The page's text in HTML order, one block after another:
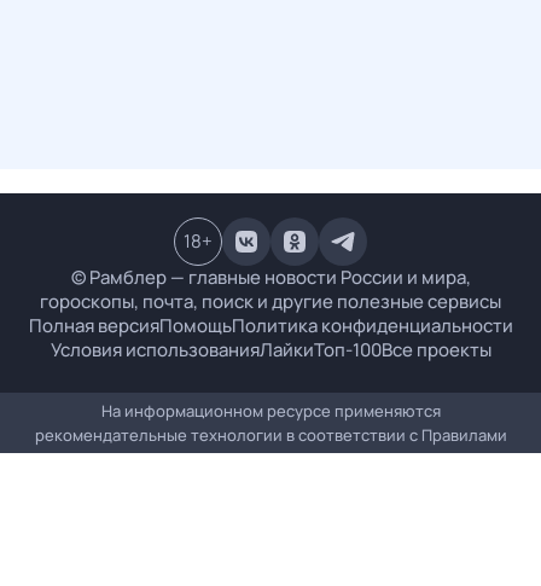
© Рамблер — главные новости России и мира,
гороскопы, почта, поиск и другие полезные сервисы
Полная версияПомощьПолитика конфиденциальности
Условия использованияЛайкиТоп-100Все проекты
18+
На информационном ресурсе применяются
рекомендательные технологии в соответствии с Правилами